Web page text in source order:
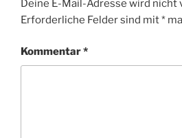
Deine E-Mail-Adresse wird
Erforderliche Felder sind mit*
Kommentar*